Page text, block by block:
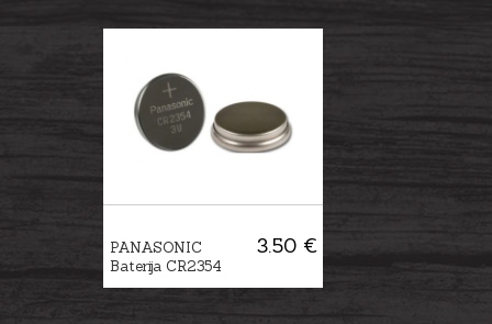
3.50 €
PANASONIC
Baterija CR2354